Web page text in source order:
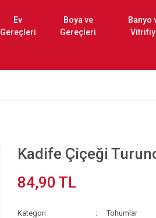
Ev
Gereçleri
Boya ve
Gereçleri
Banyo
Kadife Çiçeği
84,90 TL
Kategori Tohumlar